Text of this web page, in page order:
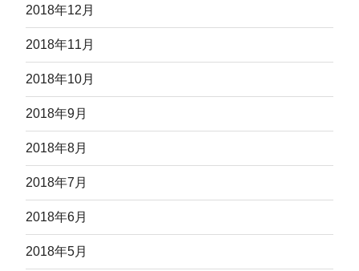
2018年12月
2018年11月
2018年10月
2018年9月
2018年8月
2018年7月
2018年6月
2018年5月